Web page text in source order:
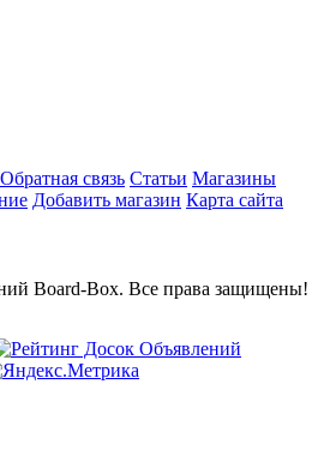
Обратная связь Статьи Магазины
Добавить магазин Карта сайта
Board-Box. Все права защищены!